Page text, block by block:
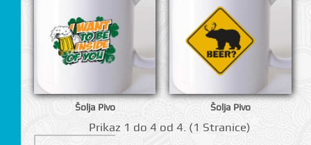
Šolja Pivo Šolja Pivo
Prikаz 1 do 4 оd 4. (1 Strаnicе)